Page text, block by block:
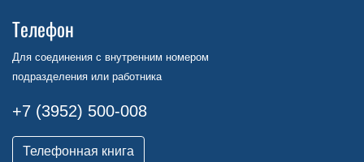
Телефон
Для соединения с внутренним номером
подразделения или работника
+7 (3952) 500-008
Телефонная книга